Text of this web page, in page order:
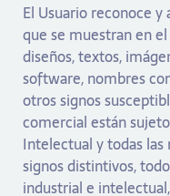
El Usuario reconoce
que se muestran en
diseños, textos,
software, nombres
otros signos
comercial están
Intelectual y todas
signos distintivos,
industrial e